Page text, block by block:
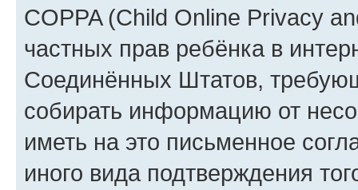
COPPA (Child Online Privacy
частных прав ребёнка в
Соединённых Штатов,
собирать информацию от
иметь на это письменное
иного вида подтверждения